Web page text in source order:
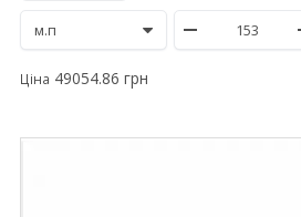
Ціна 49054.86 грн